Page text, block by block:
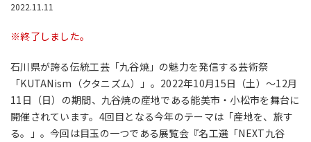
2022.11.11
※終了しました。
石川県が誇る伝統工芸「九谷焼」の魅力を発信する芸術祭
「KUTANism（クタニズム）」。2022年10月15日（土）〜12月
11日（日）の期間、九谷焼の産地である能美市・小松市を舞台に
開催されています。4回目となる今年のテーマは「産地を、旅す
る。」。今回は目玉の一つである展覧会『名工選「NEXT九谷